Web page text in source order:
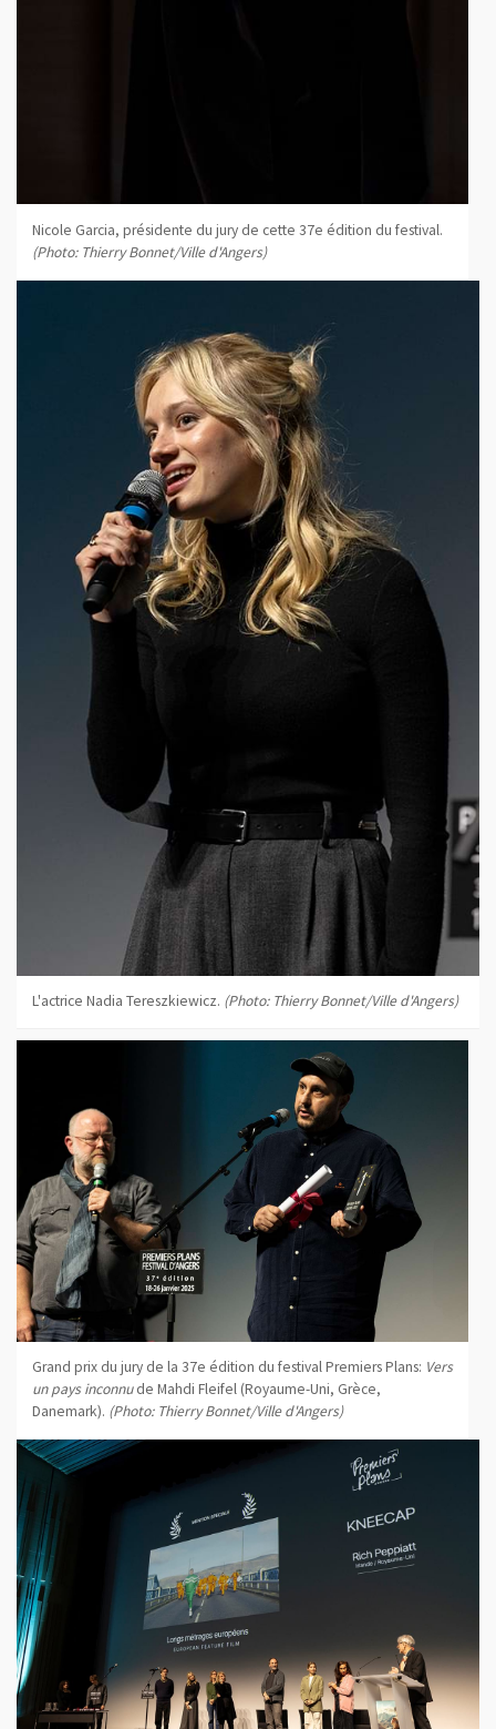
Nicole Garcia, présidente du jury de cette 37e édition du festival.
(Photo: Thierry Bonnet/Ville d'Angers)
L'actrice Nadia Tereszkiewicz. (Photo: Thierry Bonnet/Ville d'Angers)
Grand prix du jury de la 37e édition du festival Premiers Plans: Vers
un pays inconnude Mahdi Fleifel (Royaume-Uni, Grèce,
Danemark). (Photo: Thierry Bonnet/Ville d'Angers)